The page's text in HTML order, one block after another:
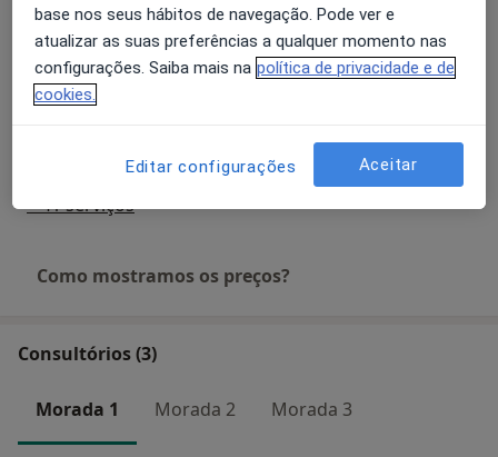
Ligadura das Arterias Iliacas
Detalhes
+ 41 serviços
Como mostramos os preços?
Consultórios (3)
Morada 1 Morada 2 Morada 3
base nos seus hábitos de navegação. Pode ver e
atualizar as suas preferências a qualquer momento nas
configurações. Saiba mais na política de privacidade e de
cookies.
Editar configurações Aceitar